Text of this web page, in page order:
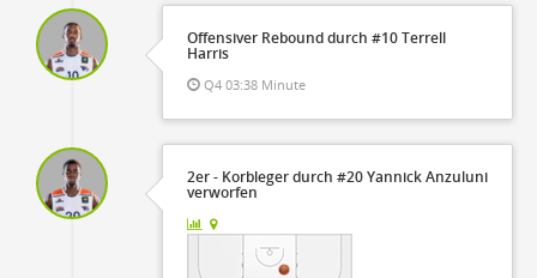
Offensiver Rebound durch #10 Terrell
Harris
Q4 03:38 Minute
2er - Korbleger durch #20 Yannick Anzuluni
verworfen